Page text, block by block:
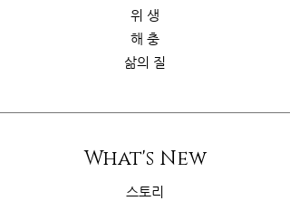
위 생
해 충
삶의 질
What's New
스토리